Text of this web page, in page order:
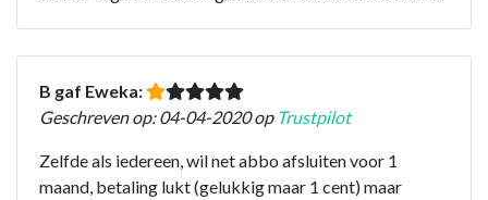
B gaf Eweka:
Geschreven op: 04-04-2020 op Trustpilot
Zelfde als iedereen, wil net abbo afsluiten voor 1
maand, betaling lukt (gelukkig maar 1 cent) maar